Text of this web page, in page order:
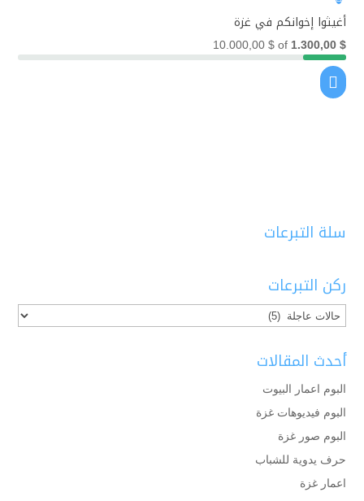
أغيثوا إخوانكم في غزة
1.300,00 $
10.000,00 $
سلة التبرعات
ركن التبرعات
أحدث المقالات
البوم اعمار البيوت
البوم فيديوهات غزة
البوم صور غزة
حرف يدوية للشباب
اعمار غزة